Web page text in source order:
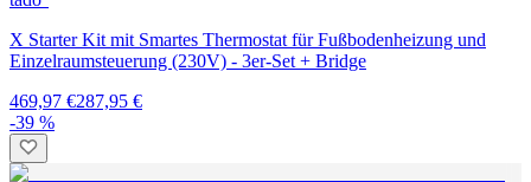
X Starter Kit mit Smartes Thermostat für Fußbodenheizung und
Einzelraumsteuerung (230V) - 3er-Set + Bridge
469,97 €287,95 €
-39 %